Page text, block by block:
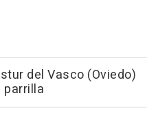
del Vasco (Oviedo)
parrilla